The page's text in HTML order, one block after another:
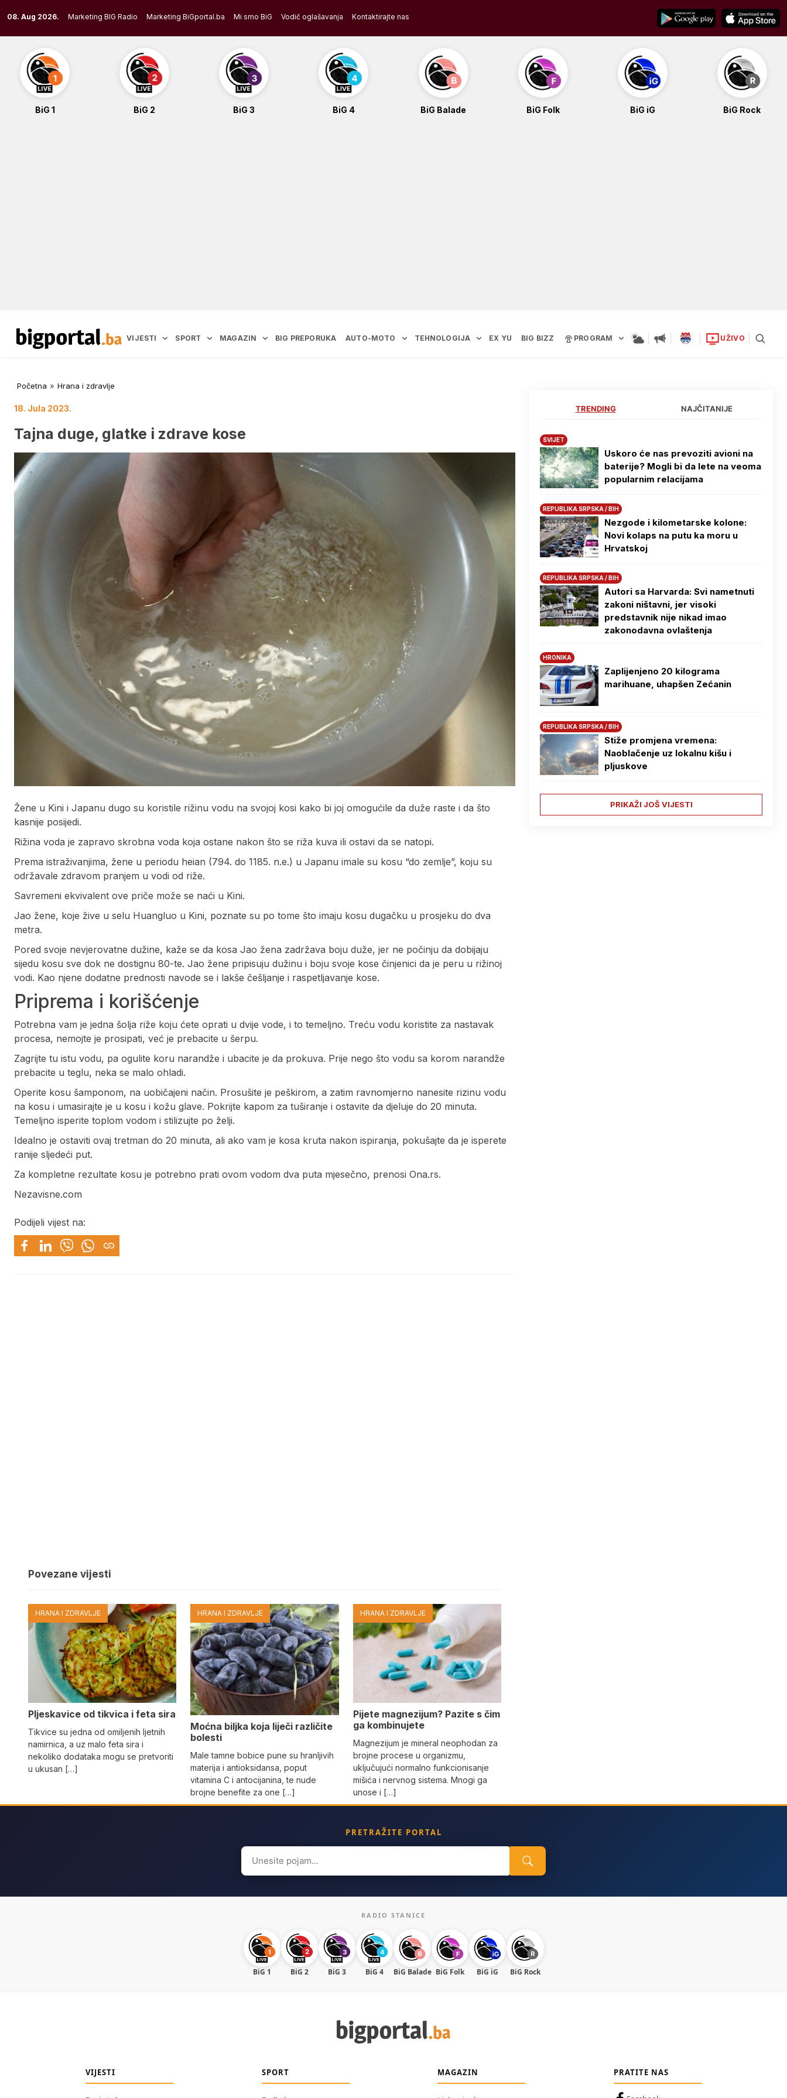
to
content
08. Aug 2026. Marketing BIG Radio Marketing BiGportal.ba Mi smo BiG Vodič oglašavanja Kontaktirajte nas
BiG 1 BiG 2 BiG 3 BiG 4 BiG Balade BiG Folk BiG iG BiG Rock
VIJESTI SPORT MAGAZIN BIG PREPORUKA AUTO-MOTO TEHNOLOGIJA EX YU BIG BIZZ PROGRAM UŽIVO
Početna » Hrana i zdravlje
18. Jula 2023.
Tajna duge, glatke i zdrave kose
Žene u Kini i Japanu dugo su koristile rižinu vodu na svojoj kosi kako bi joj omogućile da duže raste i da što
kasnije posijedi.
Rižina voda je zapravo skrobna voda koja ostane nakon što se riža kuva ili ostavi da se natopi.
Prema istraživanjima, žene u periodu heian (794. do 1185. n.e.) u Japanu imale su kosu “do zemlje”, koju su
održavale zdravom pranjem u vodi od riže.
Savremeni ekvivalent ove priče može se naći u Kini.
Jao žene, koje žive u selu Huangluo u Kini, poznate su po tome što imaju kosu dugačku u prosjeku do dva
metra.
Pored svoje nevjerovatne dužine, kaže se da kosa Jao žena zadržava boju duže, jer ne počinju da dobijaju
sijedu kosu sve dok ne dostignu 80-te. Jao žene pripisuju dužinu i boju svoje kose činjenici da je peru u rižinoj
vodi. Kao njene dodatne prednosti navode se i lakše češljanje i raspetljavanje kose.
Priprema i korišćenje
Potrebna vam je jedna šolja riže koju ćete oprati u dvije vode, i to temeljno. Treću vodu koristite za nastavak
procesa, nemojte je prosipati, već je prebacite u šerpu.
Zagrijte tu istu vodu, pa ogulite koru narandže i ubacite je da prokuva. Prije nego što vodu sa korom narandže
prebacite u teglu, neka se malo ohladi.
Operite kosu šamponom, na uobičajeni način. Prosušite je peškirom, a zatim ravnomjerno nanesite rizinu vodu
na kosu i umasirajte je u kosu i kožu glave. Pokrijte kapom za tuširanje i ostavite da djeluje do 20 minuta.
Temeljno isperite toplom vodom i stilizujte po želji.
Idealno je ostaviti ovaj tretman do 20 minuta, ali ako vam je kosa kruta nakon ispiranja, pokušajte da je isperete
ranije sljedeći put.
Za kompletne rezultate kosu je potrebno prati ovom vodom dva puta mjesečno, prenosi Ona.rs.
Nezavisne.com
Podijeli vijest na:
Povezane vijesti
HRANA I ZDRAVLJE
Pljeskavice od tikvica i feta sira
Tikvice su jedna od omiljenih ljetnih
namirnica, a uz malo feta sira i
nekoliko dodataka mogu se pretvoriti
u ukusan […]
HRANA I ZDRAVLJE
Moćna biljka koja liječi različite
bolesti
Male tamne bobice pune su hranljivih
materija i antioksidansa, poput
vitamina C i antocijanina, te nude
brojne benefite za one […]
HRANA I ZDRAVLJE
Pijete magnezijum? Pazite s čim
ga kombinujete
Magnezijum je mineral neophodan za
brojne procese u organizmu,
uključujući normalno funkcionisanje
mišića i nervnog sistema. Mnogi ga
unose i […]
TRENDING NAJČITANIJE
SVIJET
Uskoro će nas prevoziti avioni na
baterije? Mogli bi da lete na veoma
popularnim relacijama
REPUBLIKA SRPSKA / BIH
Nezgode i kilometarske kolone:
Novi kolaps na putu ka moru u
Hrvatskoj
REPUBLIKA SRPSKA / BIH
Autori sa Harvarda: Svi nametnuti
zakoni ništavni, jer visoki
predstavnik nije nikad imao
zakonodavna ovlaštenja
HRONIKA
Zaplijenjeno 20 kilograma
marihuane, uhapšen Zećanin
REPUBLIKA SRPSKA / BIH
Stiže promjena vremena:
Naoblačenje uz lokalnu kišu i
pljuskove
PRIKAŽI JOŠ VIJESTI
PRETRAŽITE PORTAL
Search
for:
RADIO STANICE
BiG 1 BiG 2 BiG 3 BiG 4 BiG Balade BiG Folk BiG iG BiG Rock
VIJESTI SPORT MAGAZIN PRATITE NAS